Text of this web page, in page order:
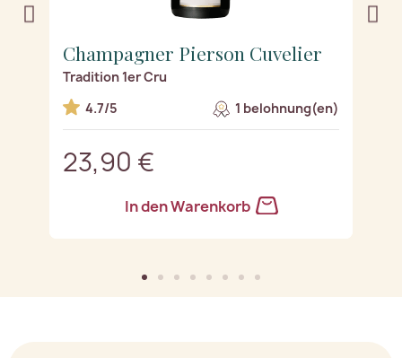
Champagner Pierson Cuvelier
Tradition 1er Cru
4.7/5
1 belohnung(en)
23,90 €
In den Warenkorb